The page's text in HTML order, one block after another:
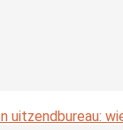
uitzendbureau: